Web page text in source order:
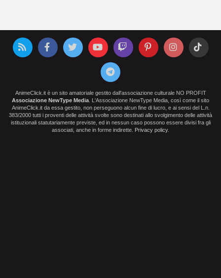
AnimeClick.it è un sito amatoriale gestito dall'associazione culturale NO PROFIT
Associazione NewType Media . L'Associazione NewType Media, così come il sito
AnimeClick.it da essa gestito, non perseguono alcun fine di lucro, e ai sensi del L.n.
383/2000 tutti i proventi delle attività svolte sono destinati allo svolgimento delle attività
istituzionali statutariamente previste, ed in nessun caso possono essere divisi fra gli
associati, anche in forme indirette. Privacy policy.